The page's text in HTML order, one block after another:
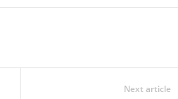
Next article